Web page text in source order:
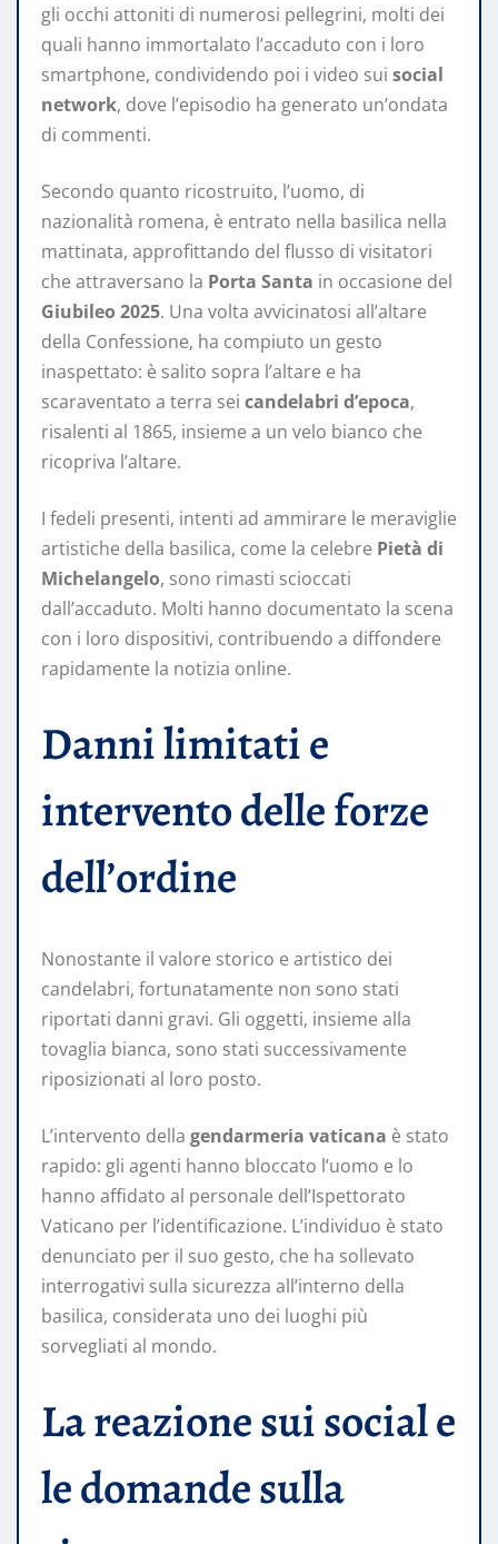
gli occhi attoniti di numerosi pellegrini, molti dei
quali hanno immortalato l’accaduto con i loro
smartphone, condividendo poi i video sui social
network, dove l’episodio ha generato un’ondata
di commenti.
Secondo quanto ricostruito, l’uomo, di
nazionalità romena, è entrato nella basilica nella
mattinata, approfittando del flusso di visitatori
che attraversano la Porta Santa in occasione del
Giubileo 2025. Una volta avvicinatosi all’altare
della Confessione, ha compiuto un gesto
inaspettato: è salito sopra l’altare e ha
scaraventato a terra sei candelabri d’epoca,
risalenti al 1865, insieme a un velo bianco che
ricopriva l’altare.
I fedeli presenti, intenti ad ammirare le meraviglie
artistiche della basilica, come la celebre Pietà di
Michelangelo, sono rimasti scioccati
dall’accaduto. Molti hanno documentato la scena
con i loro dispositivi, contribuendo a diffondere
rapidamente la notizia online.
Danni limitati e
intervento delle forze
dell’ordine
Nonostante il valore storico e artistico dei
candelabri, fortunatamente non sono stati
riportati danni gravi. Gli oggetti, insieme alla
tovaglia bianca, sono stati successivamente
riposizionati al loro posto.
L’intervento della gendarmeria vaticana è stato
rapido: gli agenti hanno bloccato l’uomo e lo
hanno affidato al personale dell’Ispettorato
Vaticano per l’identificazione. L’individuo è stato
denunciato per il suo gesto, che ha sollevato
interrogativi sulla sicurezza all’interno della
basilica, considerata uno dei luoghi più
sorvegliati al mondo.
La reazione sui social e
le domande sulla